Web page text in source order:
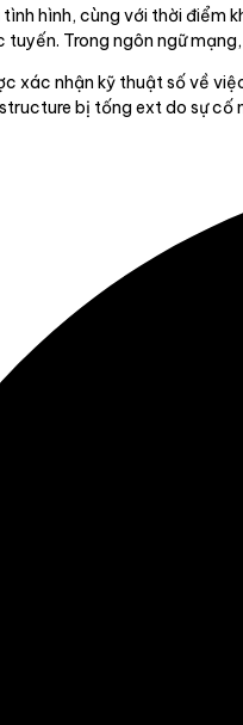
hình, cùng với thời điểm
Trong ngôn ngữ
xác nhận kỹ thuật số về
bị tống ext do sự cố